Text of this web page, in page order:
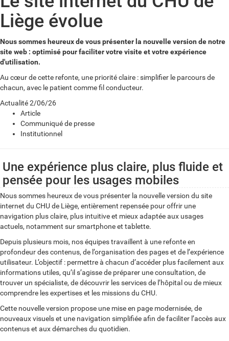
Liège évolue
Nous sommes heureux de vous présenter la nouvelle version de notre
site web : optimisé pour faciliter votre visite et votre expérience
d'utilisation.
Au cœur de cette refonte, une priorité claire : simplifier le parcours de
chacun, avec le patient comme fil conducteur.
Actualité2/06/26
Article
Communiqué de presse
Institutionnel
Une expérience plus claire, plus fluide et
pensée pour les usages mobiles
Nous sommes heureux de vous présenter la nouvelle version du site
internet du CHU de Liège, entièrement repensée pour offrir une
navigation plus claire, plus intuitive et mieux adaptée aux usages
actuels, notamment sur smartphone et tablette.
Depuis plusieurs mois, nos équipes travaillent à une refonte en
profondeur des contenus, de l’organisation des pages et de l’expérience
utilisateur. L’objectif : permettre à chacun d’accéder plus facilement aux
informations utiles, qu’il s’agisse de préparer une consultation, de
trouver un spécialiste, de découvrir les services de l’hôpital ou de mieux
comprendre les expertises et les missions du CHU.
Cette nouvelle version propose une mise en page modernisée, de
nouveaux visuels et une navigation simplifiée afin de faciliter l’accès aux
contenus et aux démarches du quotidien.